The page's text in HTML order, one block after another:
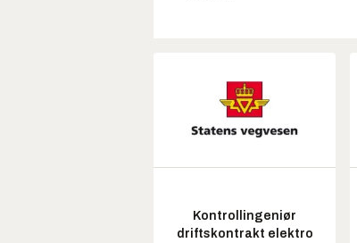
Kontrollingeniør
driftskontrakt elektro